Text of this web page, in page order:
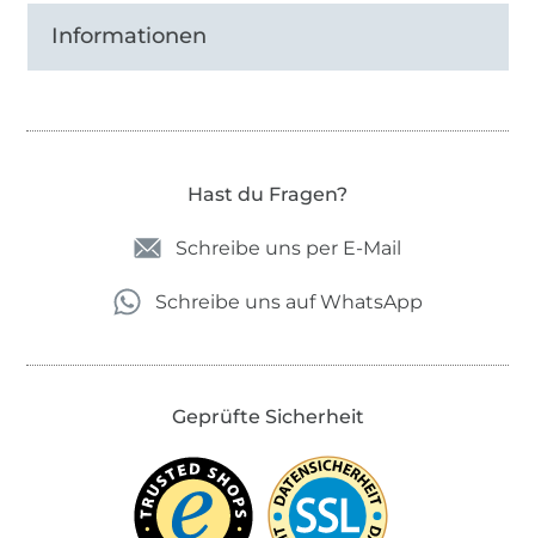
Informationen
Hast du Fragen?
Schreibe uns per E-Mail
Schreibe uns auf WhatsApp
Geprüfte Sicherheit